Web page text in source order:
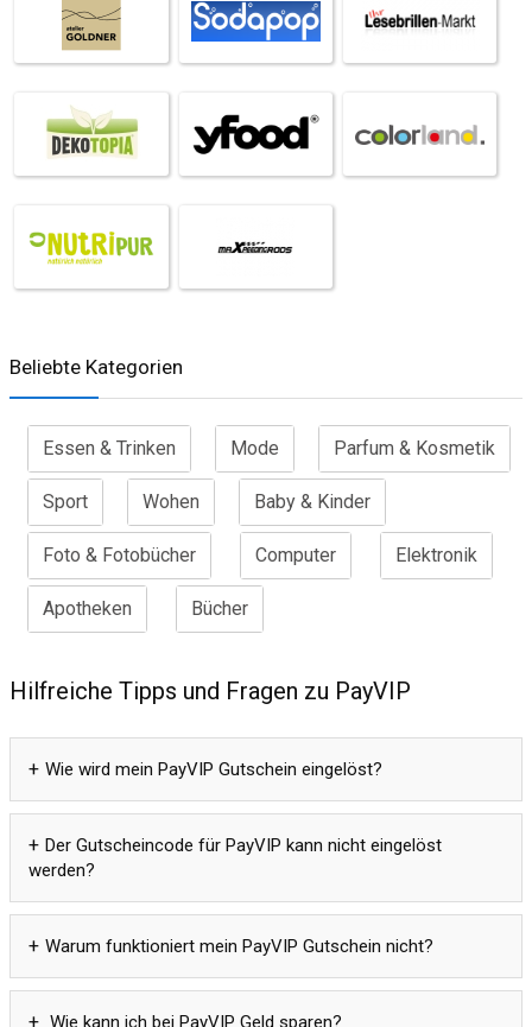
Beliebte Kategorien
Essen & Trinken Mode Parfum & Kosmetik
Sport Wohen Baby & Kinder
Foto & Fotobücher Computer Elektronik
Apotheken Bücher
Hilfreiche Tipps und Fragen zu PayVIP
Wie wird mein PayVIP Gutschein eingelöst?
Der Gutscheincode für PayVIP kann nicht eingelöst
werden?
Warum funktioniert mein PayVIP Gutschein nicht?